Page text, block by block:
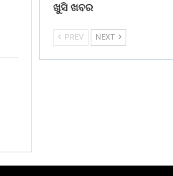
ଖୁସି ଖବର
PREV NEXT